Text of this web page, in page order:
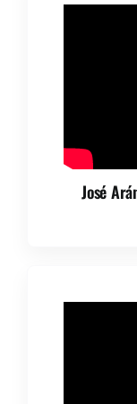
José